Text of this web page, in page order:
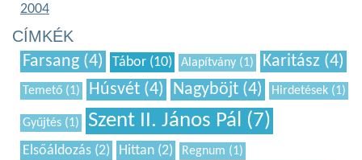
2004
CÍMKÉK
Farsang (4) Tábor (10) Alapítvány (1) Karitász (4)
Temető (1) Húsvét (4) Nagyböjt (4) Hirdetések (1)
Gyűjtés (1) Szent II. János Pál (7)
Elsőáldozás (2) Hittan (2) Regnum (1)